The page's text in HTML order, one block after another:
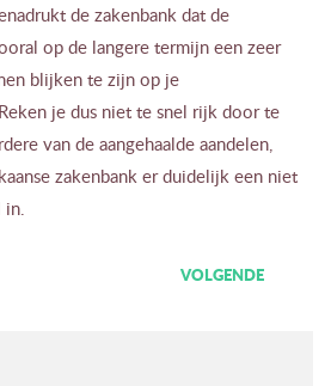
de zakenbank dat de
op de langere termijn een zeer
blijken te zijn op je
je dus niet te snel rijk door te
van de aangehaalde aandelen,
zakenbank er duidelijk een niet
VOLGENDE